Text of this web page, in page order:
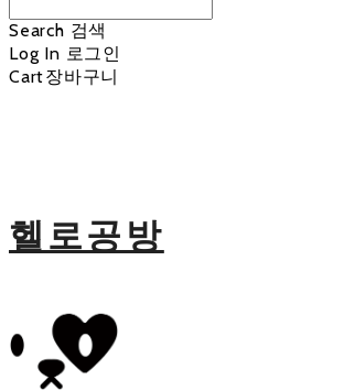
Search 검색
Log In 로그인
Cart장바구니
헬로공방